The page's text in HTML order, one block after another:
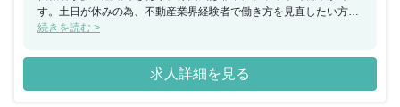
す。土日が休みの為、不動産業界経験者で働き方を見直したい方に
もおすすめです。新しいチャレンジ・企画を推奨していく文化があ
格取得の為のサポートも多数あります。
続きを読む >
求人詳細を見る